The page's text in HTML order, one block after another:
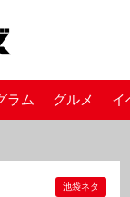
ラム グルメ イ
池袋ネタ